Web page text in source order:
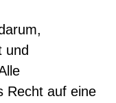
und
Recht auf eine